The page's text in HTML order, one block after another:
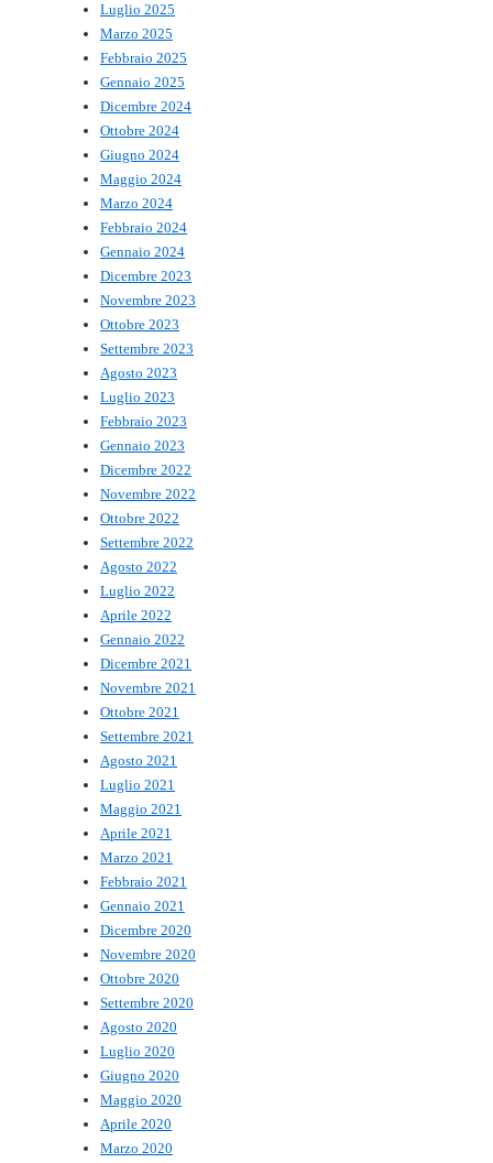
Luglio 2025
Marzo 2025
Febbraio 2025
Gennaio 2025
Dicembre 2024
Ottobre 2024
Giugno 2024
Maggio 2024
Marzo 2024
Febbraio 2024
Gennaio 2024
Dicembre 2023
Novembre 2023
Ottobre 2023
Settembre 2023
Agosto 2023
Luglio 2023
Febbraio 2023
Gennaio 2023
Dicembre 2022
Novembre 2022
Ottobre 2022
Settembre 2022
Agosto 2022
Luglio 2022
Aprile 2022
Gennaio 2022
Dicembre 2021
Novembre 2021
Ottobre 2021
Settembre 2021
Agosto 2021
Luglio 2021
Maggio 2021
Aprile 2021
Marzo 2021
Febbraio 2021
Gennaio 2021
Dicembre 2020
Novembre 2020
Ottobre 2020
Settembre 2020
Agosto 2020
Luglio 2020
Giugno 2020
Maggio 2020
Aprile 2020
Marzo 2020